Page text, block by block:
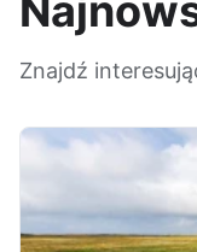
Znajdź